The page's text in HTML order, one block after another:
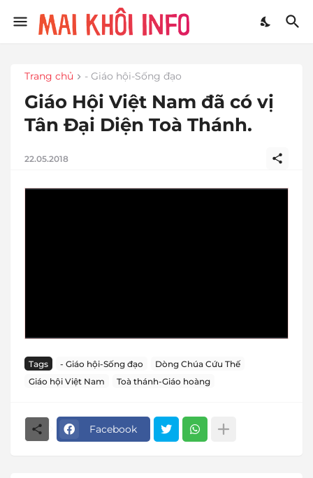
Trang chủ - Giáo hội-Sống đạo
Giáo Hội Việt Nam đã có vị
Tân Đại Diện Toà Thánh.
22.05.2018
Tags - Giáo hội-Sống đạo
Dòng Chúa Cứu Thế
Giáo hội Việt Nam
Toà thánh-Giáo hoàng
Facebook